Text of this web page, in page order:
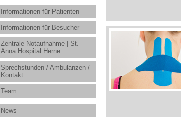
Informationen für Patienten
Informationen für Besucher
Zentrale Notaufnahme | St.
Anna Hospital Herne
Sprechstunden / Ambulanzen /
Kontakt
Team
News